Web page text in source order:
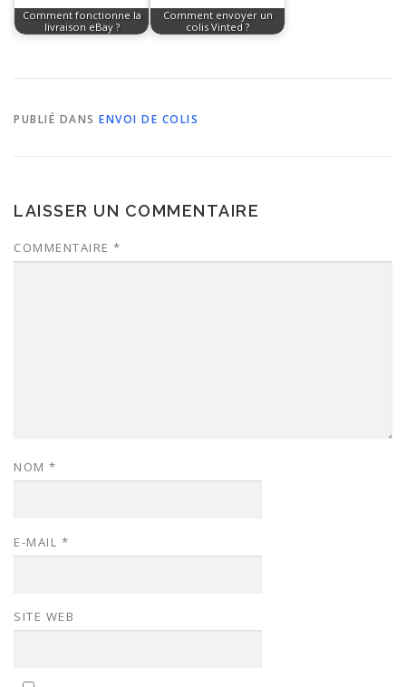
Comment fonctionne la
livraison eBay ?
Comment envoyer un
colis Vinted ?
PUBLIÉ DANS ENVOI DE COLIS
LAISSER UN COMMENTAIRE
COMMENTAIRE *
NOM *
E-MAIL *
SITE WEB